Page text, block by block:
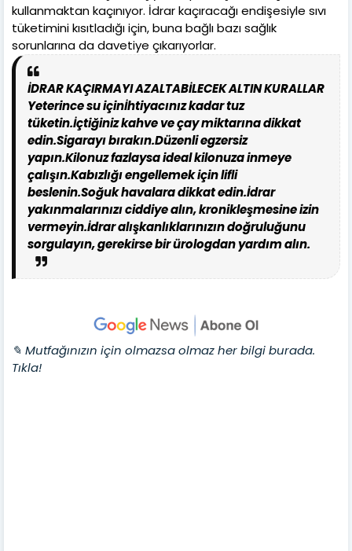
kullanmaktan kaçınıyor. İdrar kaçıracağı endişesiyle sıvı
tüketimini kısıtladığı için, buna bağlı bazı sağlık
sorunlarına da davetiye çıkarıyorlar.
İDRAR KAÇIRMAYI AZALTABİLECEK ALTIN KURALLAR
Yeterince su içinİhtiyacınız kadar tuz
tüketin.İçtiğiniz kahve ve çay miktarına dikkat
edin.Sigarayı bırakın.Düzenli egzersiz
yapın.Kilonuz fazlaysa ideal kilonuza inmeye
çalışın.Kabızlığı engellemek için lifli
beslenin.Soğuk havalara dikkat edin.İdrar
yakınmalarınızı ciddiye alın, kronikleşmesine izin
vermeyin.İdrar alışkanlıklarınızın doğruluğunu
sorgulayın, gerekirse bir ürologdan yardım alın.
✎ Mutfağınızın için olmazsa olmaz her bilgi burada.
Tıkla!